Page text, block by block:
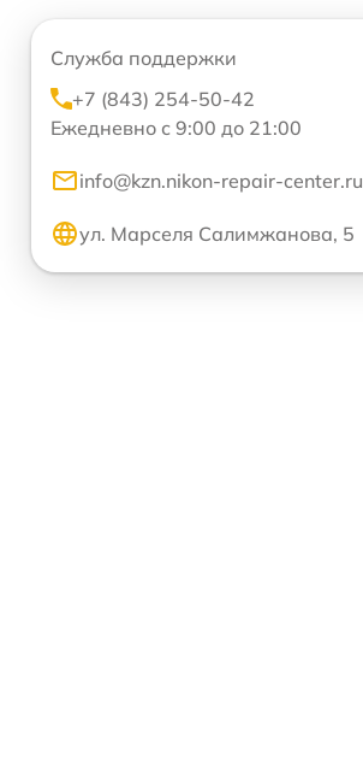
Служба поддержки
+7 (843) 254-50-42
Ежедневно с 9:00 до 21:00
info@kzn.nikon-repair-center.ru
ул. Марселя Салимжанова, 5